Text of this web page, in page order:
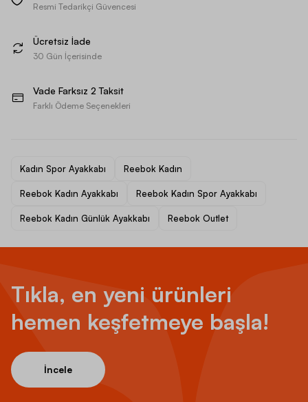
Resmi Tedarikçi Güvencesi
Ücretsiz İade
30 Gün İçerisinde
Vade Farksız 2 Taksit
Farklı Ödeme Seçenekleri
Kadın Spor Ayakkabı Reebok Kadın
Reebok Kadın Ayakkabı Reebok Kadın Spor Ayakkabı
Reebok Kadın Günlük Ayakkabı Reebok Outlet
Tıkla, en yeni ürünleri
hemen keşfetmeye başla!
İncele